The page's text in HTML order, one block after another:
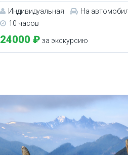
Индивидуальная
На
10 часов
24000 ₽ за экскурсию